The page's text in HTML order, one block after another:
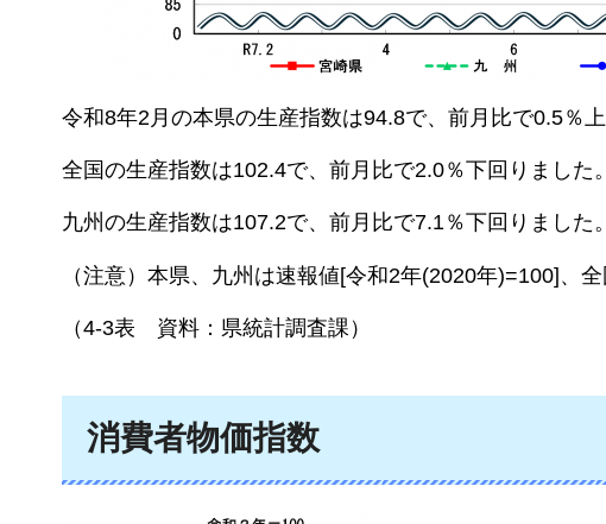
令和8年2月の本県の生産指数は94.8で、前月比で0.5％上
全国の生産指数は102.4で、前月比で2.0％下回りました。
九州の生産指数は107.2で、前月比で7.1％下回りました。
（注意）本県、九州は速報値[令和2年(2020年)=100]、
（4-3表 資料：県統計調査課 ）
消費者物価指数